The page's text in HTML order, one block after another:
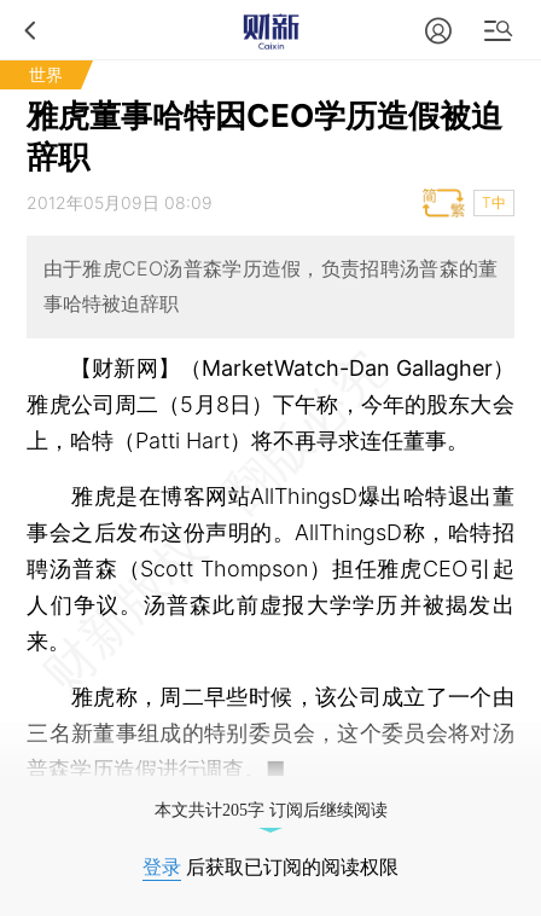
世界
雅虎董事哈特因CEO学历造假被迫
辞职
2012年05月09日 08:09 T中
由于雅虎CEO汤普森学历造假，负责招聘汤普森的董
事哈特被迫辞职
【财新网】（MarketWatch-Dan Gallagher）
雅虎公司周二（5月8日）下午称，今年的股东大会
上，哈特（Patti Hart）将不再寻求连任董事。
雅虎是在博客网站AllThingsD爆出哈特退出董
事会之后发布这份声明的。AllThingsD称，哈特招
聘汤普森（Scott Thompson）担任雅虎CEO引起
人们争议。汤普森此前虚报大学学历并被揭发出
来。
雅虎称，周二早些时候，该公司成立了一个由
三名新董事组成的特别委员会，这个委员会将对汤
普森学历造假进行调查。■
本文共计205字 订阅后继续阅读
登录 后获取已订阅的阅读权限